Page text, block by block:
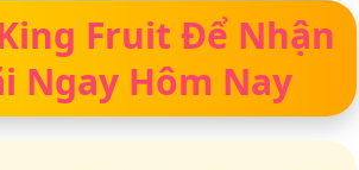
Fruit Để Nhận
Ngay Hôm Nay